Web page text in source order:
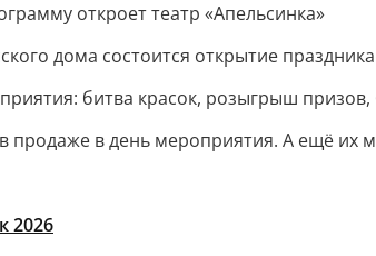
откроет театр «Апельсинка»
дома состоится открытие
битва красок, розыгрыш
продаже в день мероприятия. А ещё
2026